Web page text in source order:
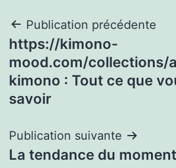
Navigation
de
l’article
Publication précédente
https://kimono-
mood.com/collections/
kimono : Tout ce que
savoir
Publication suivante
La tendance du